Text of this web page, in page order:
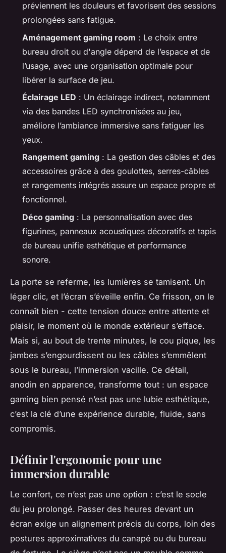
préviennent les douleurs et favorisent des sessions
prolongées sans fatigue.
Aménagement gaming room : Le choix entre
bureau droit ou d'angle dépend de l’espace et de
l’usage, avec une organisation optimale pour
libérer la surface de jeu.
Éclairage LED : Un éclairage indirect, notamment
via des bandes LED synchronisées au jeu,
améliore l’ambiance immersive sans fatiguer les
yeux.
Rangement gaming : La gestion des câbles et des
accessoires grâce à des goulottes, serres-câbles
et rangements intégrés assure un espace propre et
fonctionnel.
Déco gaming : La personnalisation avec des
figurines, panneaux acoustiques décoratifs et tapis
de bureau unifie esthétique et performance
sonore.
La porte se referme, les lumières se tamisent. Un
léger clic, et l’écran s’éveille enfin. Ce frisson, on le
connaît bien - cette tension douce entre attente et
plaisir, le moment où le monde extérieur s’efface.
Mais si, au bout de trente minutes, le cou pique, les
jambes s’engourdissent ou les câbles s’emmêlent
sous le bureau, l’immersion vacille. Ce détail,
anodin en apparence, transforme tout : un espace
gaming bien pensé n’est pas une lubie esthétique,
c’est la clé d’une expérience durable, fluide, sans
compromis.
Définir l'ergonomie pour une
immersion durable
Le confort, ce n’est pas une option : c’est le socle
du jeu prolongé. Passer des heures devant un
écran exige un alignement précis du corps, loin des
postures approximatives du canapé ou du bureau